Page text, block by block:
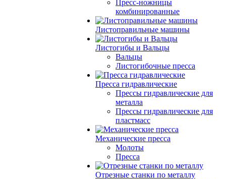
Пресс-ножницы
комбинированные
Листоправильные машины
Листогибы и Вальцы
Вальцы
Листогибочные пресса
Пресса гидравлические
Прессы гидравлические для
металла
Прессы гидравлические для
пластмасс
Механические пресса
Молоты
Пресса
Отрезные станки по металлу